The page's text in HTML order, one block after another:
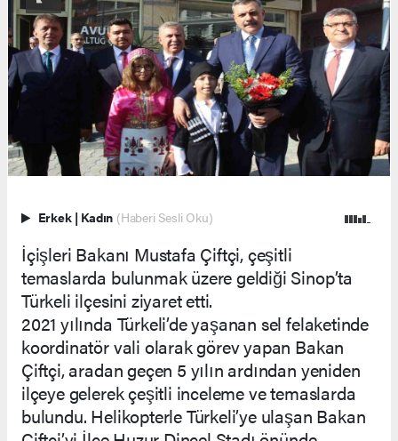
Erkek | Kadın (Haberi Sesli Oku)
İçişleri Bakanı Mustafa Çiftçi, çeşitli
temaslarda bulunmak üzere geldiği Sinop’ta
Türkeli ilçesini ziyaret etti.
2021 yılında Türkeli’de yaşanan sel felaketinde
koordinatör vali olarak görev yapan Bakan
Çiftçi, aradan geçen 5 yılın ardından yeniden
ilçeye gelerek çeşitli inceleme ve temaslarda
bulundu. Helikopterle Türkeli’ye ulaşan Bakan